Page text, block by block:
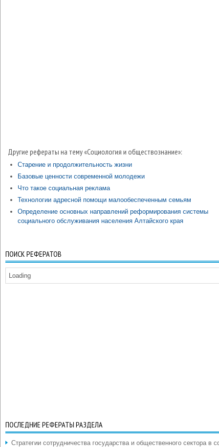
Другие рефераты на тему «Социология и обществознание»:
Старение и продолжительность жизни
Базовые ценности современной молодежи
Что такое социальная реклама
Технологии адресной помощи малообеспеченным семьям
Определение основных направлений реформирования системы
социального обслуживания населения Алтайского края
ПОИСК РЕФЕРАТОВ
Loading
ПОСЛЕДНИЕ РЕФЕРАТЫ РАЗДЕЛА
Стратегии сотрудничества государства и общественного сектора в